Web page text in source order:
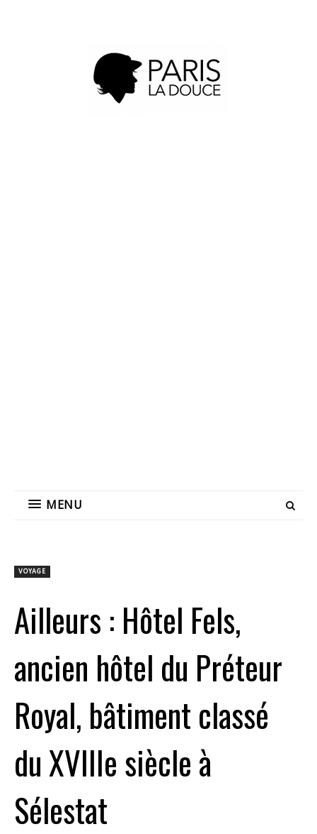
MENU
VOYAGE
Ailleurs : Hôtel Fels,
ancien hôtel du Préteur
Royal, bâtiment classé
du XVIIIe siècle à
Sélestat